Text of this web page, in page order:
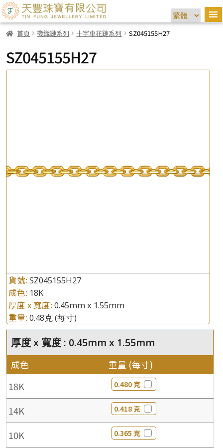
首頁 機織鏈系列 十字車花鏈系列 SZ045155H27
SZ045155H27
貨號: SZ045155H27
成色: 18K
厚度 x 寬度: 0.45mm x 1.55mm
重量: 0.48克(每寸)
厚度 x 寬度 : 0.45mm x 1.55mm
成色 重量 (每寸)
18K 0.480 克
14K 0.418 克
10K 0.365 克